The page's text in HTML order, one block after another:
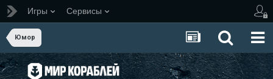
Игры Сервисы
Юмор